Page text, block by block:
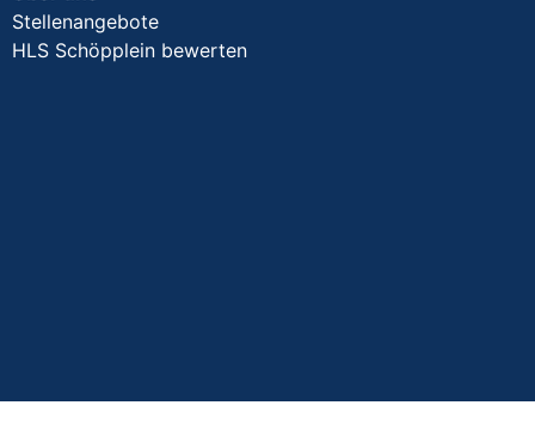
Stellenangebote
HLS Schöpplein bewerten